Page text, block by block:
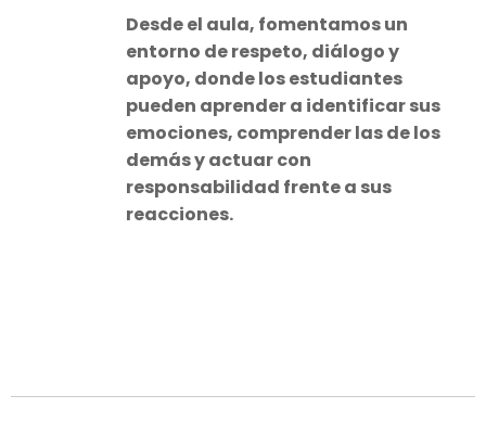
Desde el aula, fomentamos un
entorno de respeto, diálogo y
apoyo, donde los estudiantes
pueden aprender a identificar sus
emociones, comprender las de los
demás y actuar con
responsabilidad frente a sus
reacciones.